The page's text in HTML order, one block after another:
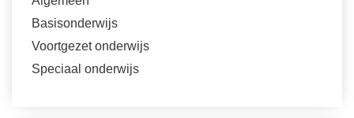
Basisonderwijs
Voortgezet onderwijs
Speciaal onderwijs